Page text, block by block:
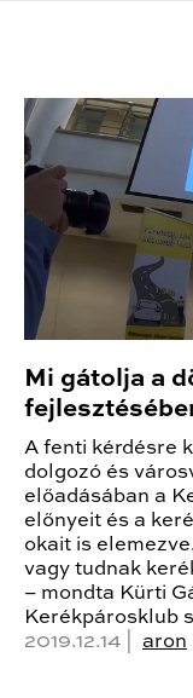
Mi gátolja a
A fenti kérdésre
dolgozó és
előadásában a
előnyeit és a
okait is
vagy tudnak
– mondta Kürti
Kerékpárosklub
2019.12.14 | aron